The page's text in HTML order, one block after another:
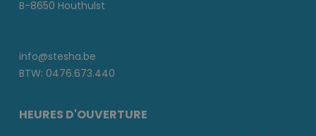
B-8650 Houthulst
info@stesha.be
BTW: 0476.673.440
HEURES D'OUVERTURE